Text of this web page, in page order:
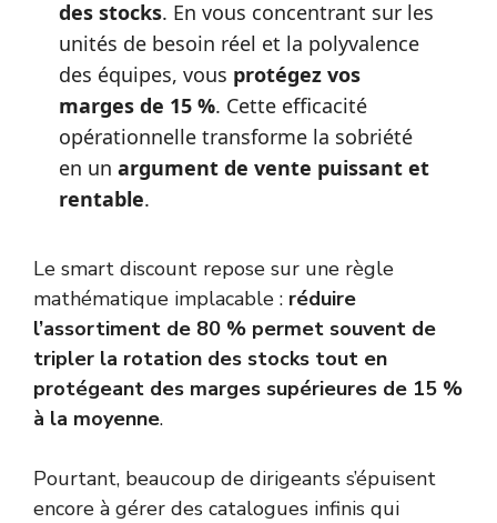
des stocks. En vous concentrant sur les
unités de besoin réel et la polyvalence
des équipes, vous protégez vos
marges de 15 %. Cette efficacité
opérationnelle transforme la sobriété
en un argument de vente puissant et
rentable.
Le smart discount repose sur une règle
mathématique implacable : réduire
l’assortiment de 80 % permet souvent de
tripler la rotation des stocks tout en
protégeant des marges supérieures de 15 %
à la moyenne.
Pourtant, beaucoup de dirigeants s’épuisent
encore à gérer des catalogues infinis qui